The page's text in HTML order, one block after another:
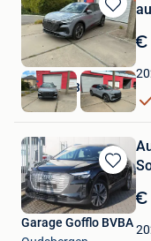
Bewaren
in
Mijn
Favorieten
€
GARAGE BAUWENS
Tielt
Bewaren
in
Mijn
Favorieten
€
Garage Gofflo BVBA